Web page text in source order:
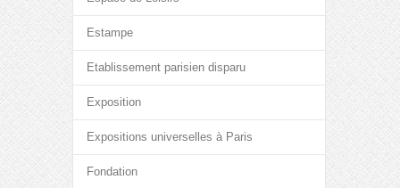
Estampe
Etablissement parisien disparu
Exposition
Expositions universelles à Paris
Fondation